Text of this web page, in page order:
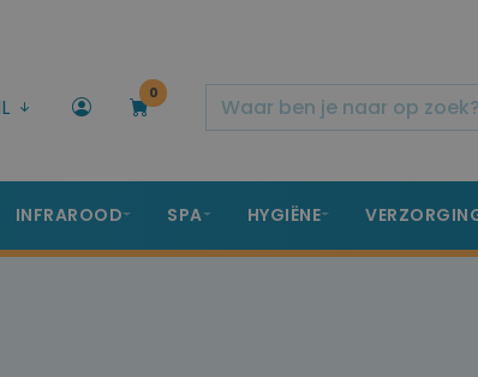
0
INFRAROOD SPA HYGIËNE